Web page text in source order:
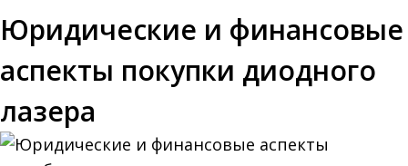
Юридические и финансовые
аспекты покупки диодного
лазера